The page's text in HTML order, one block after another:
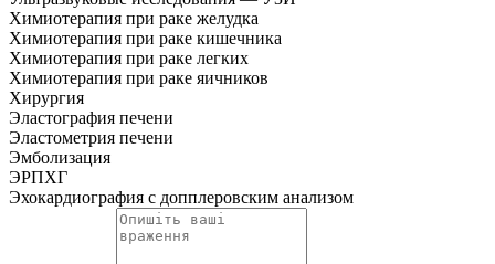
Химиотерапия при раке желудка
Химиотерапия при раке кишечника
Химиотерапия при раке легких
Химиотерапия при раке яичников
Хирургия
Эластография печени
Эластометрия печени
Эмболизация
ЭРПХГ
Эхокардиография с допплеровским анализом